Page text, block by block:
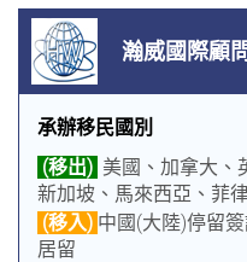
瀚威國際顧
承辦移民國別
(移出) 美國、加拿大、
新加坡、馬來西亞、菲
(移入) 中國(大陸)停留
居留